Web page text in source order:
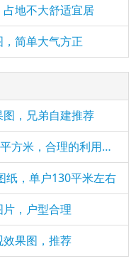
地不大舒适宜居
简单大气方正
，兄弟自建推荐
农村简单双拼小户型，总面积190平方米，合理的利用了每一个空间
纸，单户130平米左右
，户型合理
果图，推荐